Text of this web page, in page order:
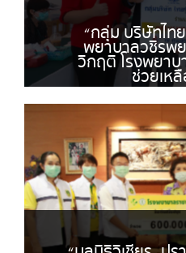
“กลุ่ม บริษัทไท
พยาบาลวชิรพ
วิกฤติ โรงพยาบ
ช่วยเห